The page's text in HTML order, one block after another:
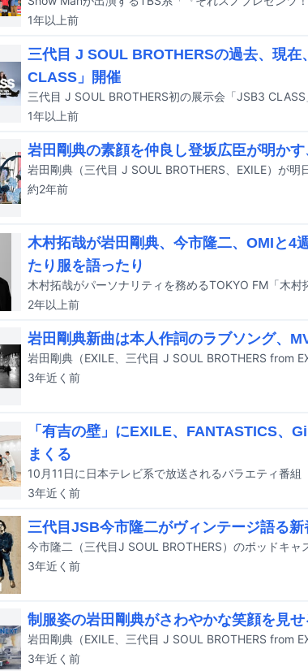
1年以上前
三代目 J SOUL BROTHERSの過去、現
CLASS」開催
1年以上前
岩田剛典の素顔を仲良し登坂広臣が明か
約2年前
木村拓哉が岩田剛典、今市隆二、OMIと
たり服を語ったり
2年以上前
岩田剛典新曲は本人作詞のラブソング、
3年近く 前
「有吉の壁」にEXILE、FANTASTICS
まくる
3年近く 前
三代目JSB今市隆二がヴィンテージ語る
3年近く 前
制服姿の岩田剛典がさわやかな笑顔を見
3年近く 前